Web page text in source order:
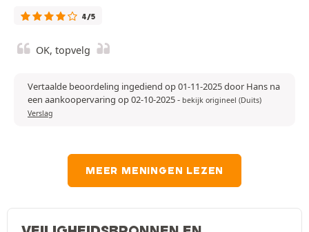
4/5
OK, topvelg
Vertaalde beoordeling ingediend op 01-11-2025 door Hans na
een aankoopervaring op 02-10-2025- bekijk origineel (Duits)
Verslag
MEER MENINGEN LEZEN